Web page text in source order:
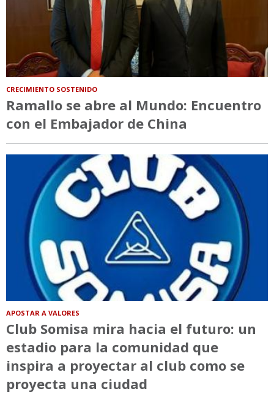
CRECIMIENTO SOSTENIDO
Ramallo se abre al Mundo: Encuentro
con el Embajador de China
APOSTAR A VALORES
Club Somisa mira hacia el futuro: un
estadio para la comunidad que
inspira a proyectar al club como se
proyecta una ciudad